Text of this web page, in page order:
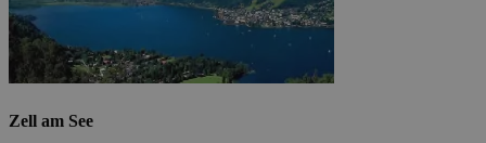
Zell am See